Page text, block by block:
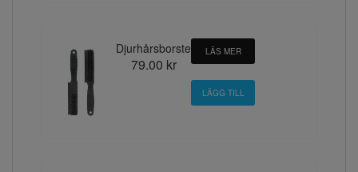
Djurhårsborste
79.00 kr
LÄS MER